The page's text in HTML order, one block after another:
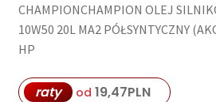
CHAMPIONCHAMPION OLEJ
10W50 20L MA2 PÓŁSYNTYCZNY
HP
raty od 19,47PLN